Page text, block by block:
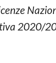
2020/